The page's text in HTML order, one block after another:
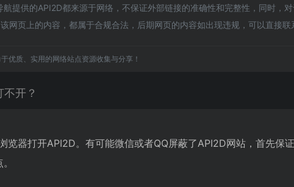
航提供的API2D都来源于网络，不保证外部链接的准确性和完整性，同时，
网页上的内容，都属于合规合法，后期网页的内容如出现违规，可以直接
优质、实用的网络站点资源收集与分享！
开？
览器打开API2D。有可能微信或者QQ屏蔽了API2D网站，首先